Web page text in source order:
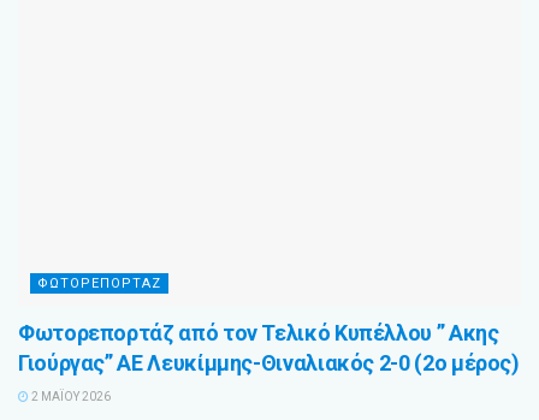
ΦΩΤΟΡΕΠΟΡΤΑΖ
Φωτορεπορτάζ από τον Τελικό Κυπέλλου ” Ακης
Γιούργας” ΑΕ Λευκίμμης-Θιναλιακός 2-0 (2ο μέρος)
2 ΜΑΪ́ΟΥ 2026